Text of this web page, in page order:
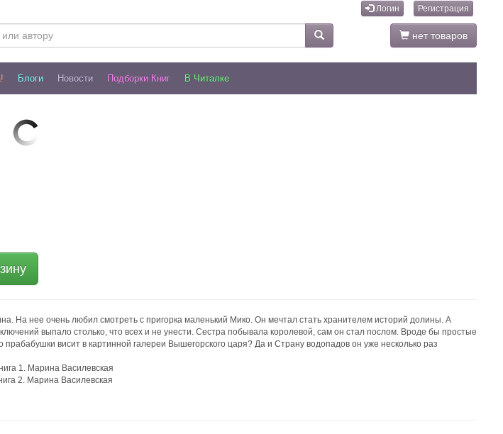
Логин Регистрация
нет товаров
Блоги Новости Подборки Книг В Читалке
На нее очень любил смотреть с пригорка маленький Мико. Он мечтал стать хранителем историй долины. А
выпало столько, что всех и не унести. Сестра побывала королевой, сам он стал послом. Вроде бы простые
прабабушки висит в картинной галереи Вышегорского царя? Да и Страну водопадов он уже несколько раз
1. Марина Василевская
2. Марина Василевская